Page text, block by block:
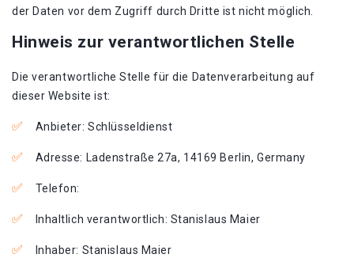
der Daten vor dem Zugriff durch Dritte ist nicht möglich.
Hinweis zur verantwortlichen Stelle
Die verantwortliche Stelle für die Datenverarbeitung auf
dieser Website ist:
Anbieter: Schlüsseldienst
Adresse: Ladenstraße 27a, 14169 Berlin, Germany
Telefon:
Inhaltlich verantwortlich: Stanislaus Maier
Inhaber: Stanislaus Maier